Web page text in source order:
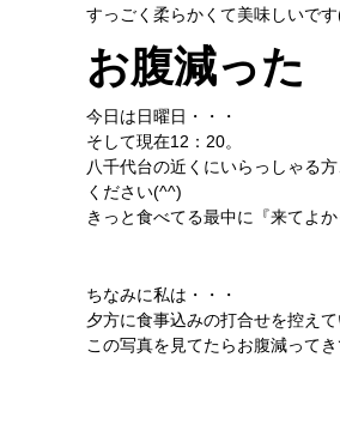
すっごく柔らかくて美味しいで
お腹減った
今日は日曜日・・・
そして現在12：20。
八千代台の近くにいらっしゃる
ください(^^)
きっと食べてる最中に『来てよ
ちなみに私は・・・
夕方に食事込みの打合せを控え
この写真を見てたらお腹減って